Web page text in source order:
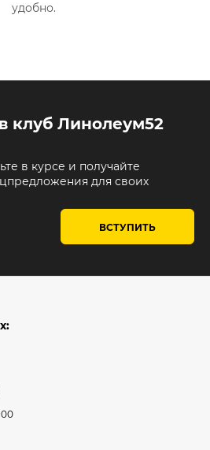
удобно.
клуб Линолеум52
в курсе и получайте
для своих
ВСТУПИТЬ